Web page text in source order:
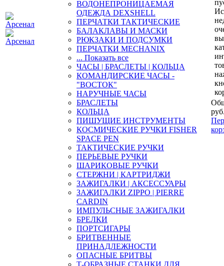
ВОДОНЕПРОНИЦАЕМАЯ
ОДЕЖДА DEXSHELL
ПЕРЧАТКИ ТАКТИЧЕСКИЕ
БАЛАКЛАВЫ И МАСКИ
РЮКЗАКИ И ПОДСУМКИ
ПЕРЧАТКИ MECHANIX
... Показать все
ЧАСЫ | БРАСЛЕТЫ | КОЛЬЦА
КОМАНДИРСКИЕ ЧАСЫ -
"ВОСТОК"
НАРУЧНЫЕ ЧАСЫ
БРАСЛЕТЫ
КОЛЬЦА
ПИШУЩИЕ ИНСТРУМЕНТЫ
КОСМИЧЕСКИЕ РУЧКИ FISHER
SPACE PEN
ТАКТИЧЕСКИЕ РУЧКИ
ПЕРЬЕВЫЕ РУЧКИ
ШАРИКОВЫЕ РУЧКИ
СТЕРЖНИ | КАРТРИДЖИ
ЗАЖИГАЛКИ | АКСЕССУАРЫ
ЗАЖИГАЛКИ ZIPPO | PIERRE
CARDIN
ИМПУЛЬСНЫЕ ЗАЖИГАЛКИ
БРЕЛКИ
ПОРТСИГАРЫ
БРИТВЕННЫЕ
ПРИНАДЛЕЖНОСТИ
ОПАСНЫЕ БРИТВЫ
Т-ОБРАЗНЫЕ СТАНКИ ДЛЯ